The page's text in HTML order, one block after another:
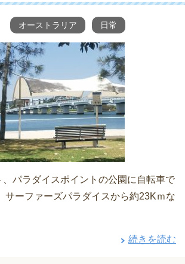
オーストラリア 日常
、パラダイスポイントの公園に自転車で
サーファーズパラダイスから約23Kｍな
続きを読む